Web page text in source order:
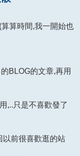
算時間,我一開始也
BLOG的文章,再用
,..只是不喜歡發了
以前很喜歡逛的站